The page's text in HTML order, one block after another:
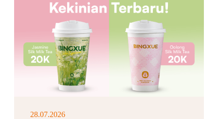
28.07.2026